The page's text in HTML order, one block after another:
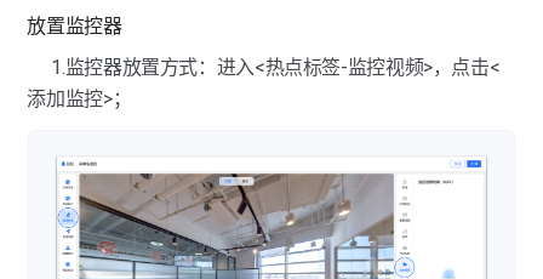
界面展示-背景音乐
热点标签-全景图标签
热点标签-跳转点位
热点标签-跳转VR
放置监控器
1.监控器放置方式：进入<热点标签-监控视频>，点击<
添加监控>；